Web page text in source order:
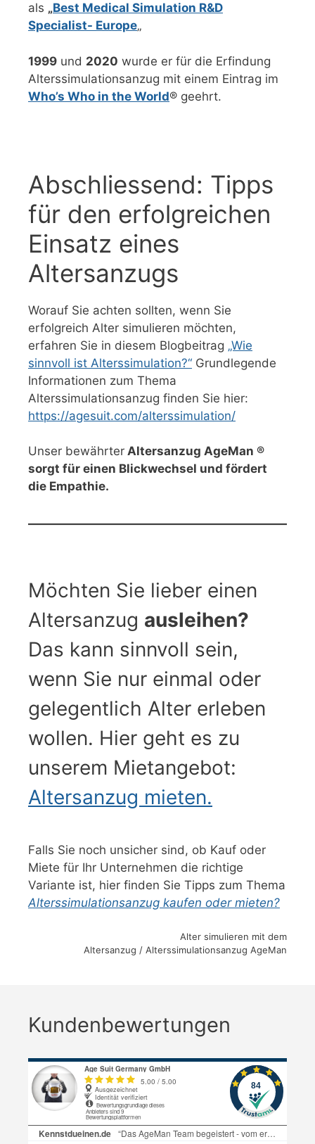
als „Best Medical Simulation R&D
Specialist- Europe„
1999 und 2020 wurde er für die Erfindung
Alterssimulationsanzug mit einem Eintrag im
Who’s Who in the World® geehrt.
Abschliessend: Tipps
für den erfolgreichen
Einsatz eines
Altersanzugs
Worauf Sie achten sollten, wenn Sie
erfolgreich Alter simulieren möchten,
erfahren Sie in diesem Blogbeitrag „Wie
sinnvoll ist Alterssimulation?“ Grundlegende
Informationen zum Thema
Alterssimulationsanzug finden Sie hier:
https://agesuit.com/alterssimulation/
Unser bewährter Altersanzug AgeMan ®
sorgt für einen Blickwechsel und fördert
die Empathie.
Möchten Sie lieber einen
Altersanzug ausleihen?
Das kann sinnvoll sein,
wenn Sie nur einmal oder
gelegentlich Alter erleben
wollen. Hier geht es zu
unserem Mietangebot:
Altersanzug mieten.
Falls Sie noch unsicher sind, ob Kauf oder
Miete für Ihr Unternehmen die richtige
Variante ist, hier finden Sie Tipps zum Thema
Alterssimulationsanzug kaufen oder mieten?
Alter simulieren mit dem
Altersanzug / Alterssimulationsanzug AgeMan
Kundenbewertungen